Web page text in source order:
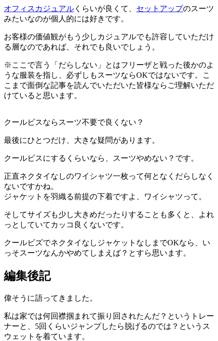
オフィスカジュアル くらいが良くて、 セットアップのスーツ
みたいなのが個人的には好きです。
お客様の価値観がもう少しカジュアルでも許容していただけ
る層なのであれば、それでも良いでしょう。
※ここで言う「だらしない」とはフリーザと戦った後かのよ
うな服装を指し、必ずしもスーツならOKではないです。こ
こまで面倒な記事を読んでいただいた皆様ならご理解いただ
けていると思います。
クールビスならスーツ不要で良くない？
最後にひとつだけ、大きな疑問があります。
クールビスにするくらいなら、スーツやめない？です。
正直ネクタイなしのワイシャツ一枚って何となくだらしなく
ないですかね。
ジャケットを羽織る前提の下着ですよ、ワイシャツって。
そしてサイズも少し大きめだったりすることも多くと、よれ
っとしていてカッコ良くないです。
クールビズでネクタイなしジャケットなしまでOKなら、い
っそスーツなんかやめてしまえば？とすら思います。
編集後記
偉そうに語ってきました。
私は家では何回襟掴まれて振り回されたんだ？というトレー
ナーと、5回くらいジャンプしたら脱げるのでは？というス
ウェットを着ています。